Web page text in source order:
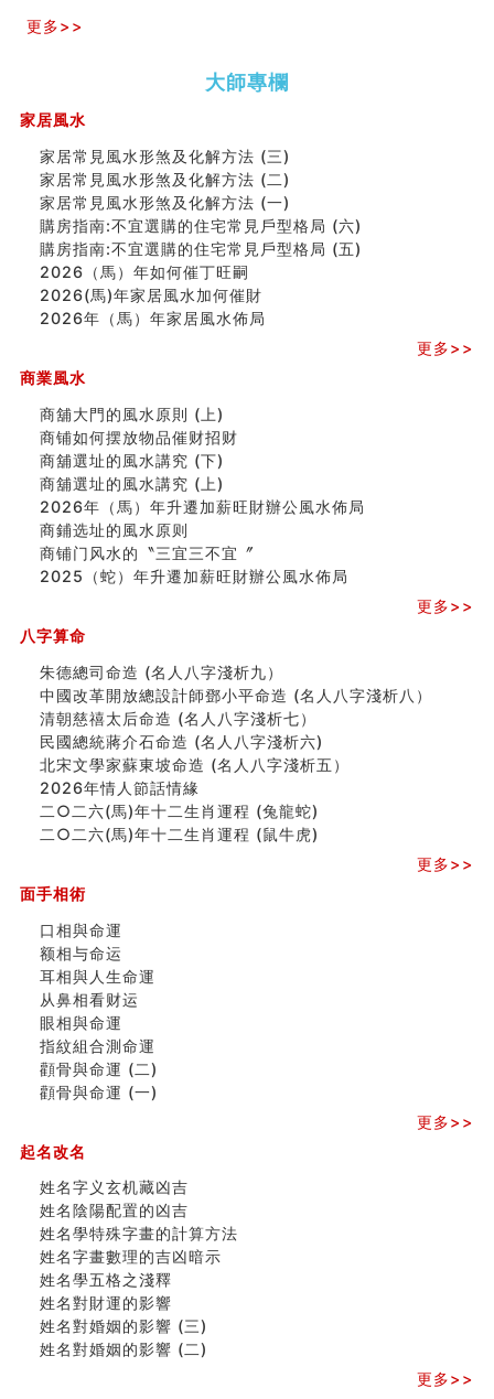
六爻占卜预测考试结果
套房風水怎麼看？ 租屋風水禁忌有哪些？搬家禁忌要注
精选1500个五行属金的字
玄空本义(九)
八字十神与坐基关系详解
精选1000个五行属土的字
人的面相看财运
玄空本义(八)
六爻算卦：测腹中胎儿是男是女
中國改革開放總設計師鄧小平命造 (名人八字淺析八）
测字（实例解释）
精选1000个五行属火的字
刘燮鈞讲人相 手纹与命运(二)
极其旺夫的女人面相
家居常見風水形煞及化解方法 (二)
居家風水懶人包！房子煞氣怎麼看？風水禁忌有哪些？有
這樣風水的房子別�
南半球的八字如何推排
玄空本义(六)
额相与命运
风水先生林琅仙的传说
姓名陰陽配置的凶吉
玄空本义 (五)
财务办公室风水布局
精选1500个五行属木的字
玄空本义 (四)
八字算命：女命八字里日坐伤官克夫？
六爻算卦：我俩之间是否还命中有未尽的缘分？
订婚就是定结婚日子吗
清朝慈禧太后命造 (名人八字淺析七）
飞灵山传说故事
商舖選址的風水講究 (下)
吉凶神跳上大运时的断法【四柱技巧】
家居常見風水形煞及化解方法 (一)
刘燮鈞讲人相 手纹与命运(一)
玄空本义 (二)
大門風水五大禁忌！大門風水擺設？門中門風水解方？
出现这几种面相桃花泛
寓意好的五行属水的汉字有哪些？五行属水的汉字大全
＂天下第一关＂的由来
无名指长的人有艺术天赋？手指长短能看出什么？
六爻測住宅風水 (三)
別再一知半解！正解住宅風水十大禁忌
《盲派命理》 ( 十六）
姓名學特殊字畫的計算方法
風水辟邪大全
八字天干合化详解
更多>>
大師專欄
家居風水
家居常見風水形煞及化解方法 (三)
家居常見風水形煞及化解方法 (二)
家居常見風水形煞及化解方法 (一)
購房指南:不宜選購的住宅常見戶型格局 (六)
購房指南:不宜選購的住宅常見戶型格局 (五)
2026（馬）年如何催丁旺嗣
2026(馬)年家居風水加何催財
2026年（馬）年家居風水佈局
更多>>
商業風水
商舖大門的風水原則 (上)
商铺如何摆放物品催财招财
商舖選址的風水講究 (下)
商舖選址的風水講究 (上)
2026年（馬）年升遷加薪旺財辦公風水佈局
商鋪选址的風水原则
商铺门风水的〝三宜三不宜〞
2025（蛇）年升遷加薪旺財辦公風水佈局
更多>>
八字算命
朱德總司命造 (名⼈⼋字淺析九）
中國改革開放總設計師鄧小平命造 (名人八字淺析八）
清朝慈禧太后命造 (名人八字淺析七）
民國總統蔣介石命造 (名人八字淺析六)
北宋文學家蘇東坡命造 (名人八字淺析五）
2026年情人節話情緣
二○二六(馬)年十二生肖運程 (兔龍蛇)
二○二六(馬)年十二生肖運程 (鼠牛虎)
更多>>
面手相術
口相與命運
额相与命运
耳相與人生命運
从鼻相看财运
眼相與命運
指紋組合測命運
顴骨與命運 (二)
顴骨與命運 (一)
更多>>
起名改名
姓名字义玄机藏凶吉
姓名陰陽配置的凶吉
姓名學特殊字畫的計算方法
姓名字畫數理的吉凶暗示
姓名學五格之淺釋
姓名對財運的影響
姓名對婚姻的影響 (三)
姓名對婚姻的影響 (二)
更多>>